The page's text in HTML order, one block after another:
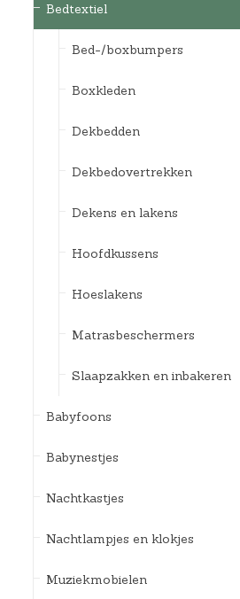
Bedtextiel
Bed-/boxbumpers
Boxkleden
Dekbedden
Dekbedovertrekken
Dekens en lakens
Hoofdkussens
Hoeslakens
Matrasbeschermers
Slaapzakken en inbakeren
Babyfoons
Babynestjes
Nachtkastjes
Nachtlampjes en klokjes
Muziekmobielen